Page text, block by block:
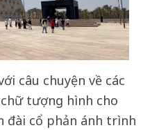
câu chuyện về các
tượng hình cho
đài cổ phản ánh trình